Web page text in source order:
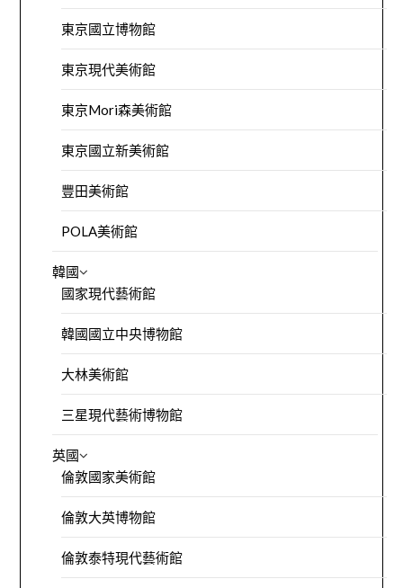
東京國立博物館
東京現代美術館
東京Mori森美術館
東京國立新美術館
豐田美術館
POLA美術館
韓國
國家現代藝術館
韓國國立中央博物館
大林美術館
三星現代藝術博物館
英國
倫敦國家美術館
倫敦大英博物館
倫敦泰特現代藝術館